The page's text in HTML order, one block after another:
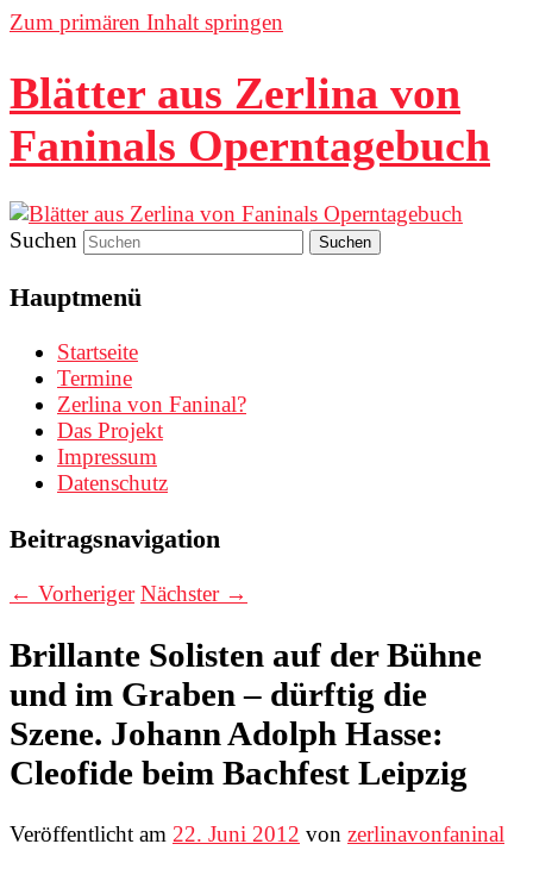
Zum primären Inhalt springen
Blätter aus Zerlina von
Faninals Operntagebuch
Suchen
Hauptmenü
Startseite
Termine
Zerlina von Faninal?
Das Projekt
Impressum
Datenschutz
Beitragsnavigation
← Vorheriger Nächster →
Brillante Solisten auf der Bühne
und im Graben – dürftig die
Szene. Johann Adolph Hasse:
Cleofide beim Bachfest Leipzig
Veröffentlicht am 22. Juni 2012 von zerlinavonfaninal